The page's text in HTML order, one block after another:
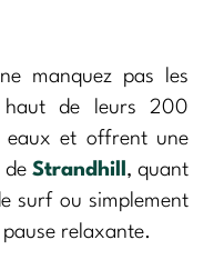
manquez pas les
de leurs 200
eaux et offrent une
de Strandhill , quant
surf ou simplement
pause relaxante.